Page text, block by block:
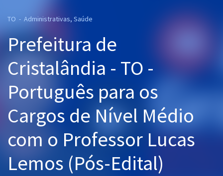
Cursos 20% OFF
Pós
Graduação
OAB
Questões grátis
TO - Administrativas, Saúde
Prefeitura de
Cristalândia - TO -
Português para os
Cargos de Nível Médio
com o Professor Lucas
Lemos (Pós-Edital)